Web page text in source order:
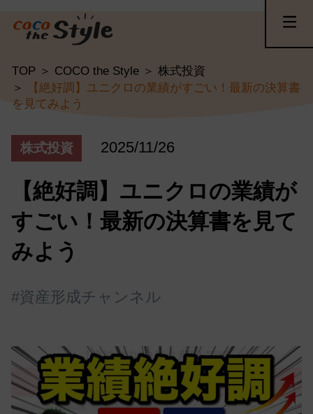
TOP COCO the Style
株式投資
【絶好調】ユニクロの業績がすごい！最新の決算書
を見てみよう
株式投資 2025/11/26
【絶好調】ユニクロの業績が
すごい！最新の決算書を見て
みよう
#資産形成チャンネル